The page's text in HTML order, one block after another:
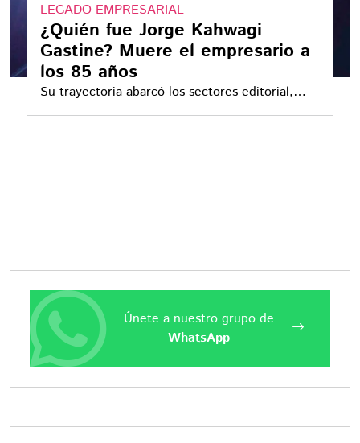
LEGADO EMPRESARIAL
¿Quién fue Jorge Kahwagi
Gastine? Muere el empresario a
los 85 años
Su trayectoria abarcó los sectores editorial,
industrial y académico, donde dejó una huella
Únete a nuestro grupo de
WhatsApp